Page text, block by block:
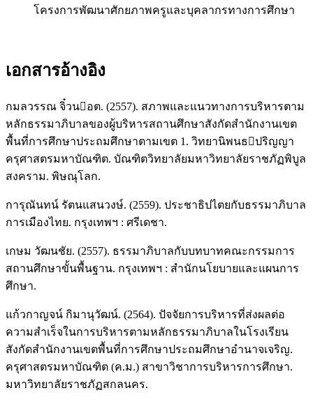
โครงการพัฒนาศักยภาพครูและบุคลากรทางการศึกษา
เอกสารอ้างอิง
กมลวรรณ จิ๋วนอต. (2557). สภาพและแนวทางการบริหารตาม
หลักธรรมาภิบาลของผู้บริหารสถานศึกษาสังกัดสำนักงานเขต
พื้นที่การศึกษาประถมศึกษาตามเขต 1. วิทยานิพนธปริญญา
ครุศาสตรมหาบัณฑิต. บัณฑิตวิทยาลัยมหาวิทยาลัยราชภัฏพิบูล
สงคราม. พิษณุโลก.
การุณันทน์ รัตนแสนวงษ์. (2559). ประชาธิปไตยกับธรรมาภิบาล
การเมืองไทย. กรุงเทพฯ : ศรีเดชา.
เกษม วัฒนชัย. (2557). ธรรมาภิบาลกับบทบาทคณะกรรมการ
สถานศึกษาขั้นพื้นฐาน. กรุงเทพฯ : สำนักนโยบายและแผนการ
ศึกษา.
แก้วกาญจน์ กิมานุวัฒน์. (2564). ปัจจัยการบริหารที่ส่งผลต่อ
ความสำเร็จในการบริหารตามหลักธรรมาภิบาลในโรงเรียน
สังกัดสำนักงานเขตพื้นที่การศึกษาประถมศึกษาอำนาจเจริญ.
ครุศาสตรมหาบัณฑิต (ค.ม.) สาขาวิชาการบริหารการศึกษา.
มหาวิทยาลัยราชภัฏสกลนคร.